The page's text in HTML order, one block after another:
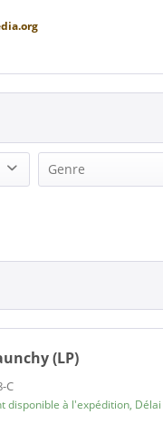
Genre
(LP)
C
disponible à l'expédition,